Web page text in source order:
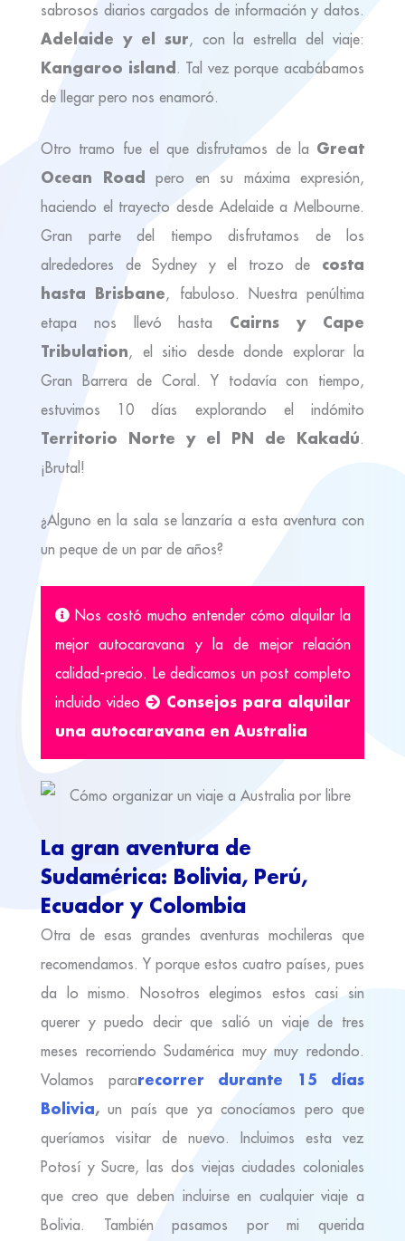
sabrosos diarios cargados de información y datos.
Adelaide y el sur, con la estrella del viaje:
Kangaroo island. Tal vez porque acabábamos
de llegar pero nos enamoró.
Otro tramo fue el que disfrutamos de la Great
Ocean Road
pero en su máxima expresión,
haciendo el trayecto desde Adelaide a Melbourne.
Gran parte del tiempo disfrutamos de los
alrededores de Sydney y el trozo de costa
hasta Brisbane, fabuloso. Nuestra penúltima
etapa nos llevó hasta Cairns y Cape
Tribulation, el sitio desde donde explorar la
Gran Barrera de Coral. Y todavía con tiempo,
estuvimos 10 días explorando el indómito
Territorio Norte y el PN de Kakadú.
¡Brutal!
¿Alguno en la sala se lanzaría a esta aventura con
un peque de un par de años?
Nos costó mucho entender cómo alquilar la
mejor autocaravana y la de mejor relación
calidad-precio. Le dedicamos un post completo
incluido video
Consejos para alquilar
una autocaravana en Australia
La gran aventura de
Sudamérica: Bolivia, Perú,
Ecuador y Colombia
Otra de esas grandes aventuras mochileras que
recomendamos. Y porque estos cuatro países, pues
da lo mismo. Nosotros elegimos estos casi sin
querer y puedo decir que salió un viaje de tres
meses recorriendo Sudamérica muy muy redondo.
Volamos pararecorrer durante 15 días
Bolivia, un país que ya conocíamos pero que
queríamos visitar de nuevo. Incluimos esta vez
Potosí y Sucre, las dos viejas ciudades coloniales
que creo que deben incluirse en cualquier viaje a
Bolivia. También pasamos por mi querida